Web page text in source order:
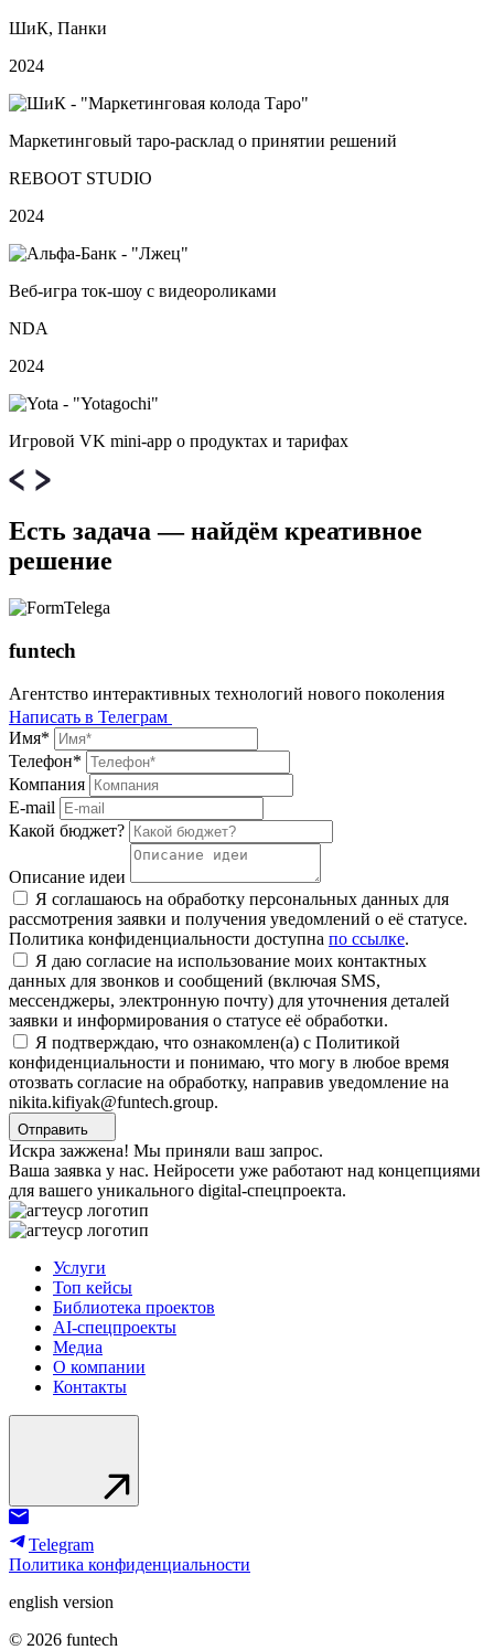
ШиК, Панки
2024
Маркетинговый таро-расклад о принятии решений
REBOOT STUDIO
2024
Веб‑игра ток-шоу с видеороликами
NDA
2024
Игровой VK mini‑app о продуктах и тарифах
Есть задача — найдём креативное
решение
funtech
Агентство интерактивных технологий нового поколения
Написать в Телеграм
Имя*
Телефон*
Компания
E-mail
Какой бюджет?
Описание идеи
Я соглашаюсь на обработку персональных данных для
рассмотрения заявки и получения уведомлений о её статусе.
Политика конфиденциальности доступна по ссылке.
Я даю согласие на использование моих контактных
данных для звонков и сообщений (включая SMS,
мессенджеры, электронную почту) для уточнения деталей
заявки и информирования о статусе её обработки.
Я подтверждаю, что ознакомлен(а) с Политикой
конфиденциальности и понимаю, что могу в любое время
отозвать согласие на обработку, направив уведомление на
nikita.kifiyak@funtech.group.
Отправить
Искра зажжена! Мы приняли ваш запрос.
Ваша заявка у нас. Нейросети уже работают над концепциями
для вашего уникального digital-спецпроекта.
Услуги
Топ кейсы
Библиотека проектов
AI-спецпроекты
Медиа
О компании
Контакты
Telegram
Политика конфиденциальности
english version
© 2026 funtech